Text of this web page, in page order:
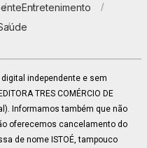
Entretenimento
digital independente e sem
TRES COMÉRCIO DE
Informamos também que não
oferecemos cancelamento do
de nome ISTOÉ, tampouco